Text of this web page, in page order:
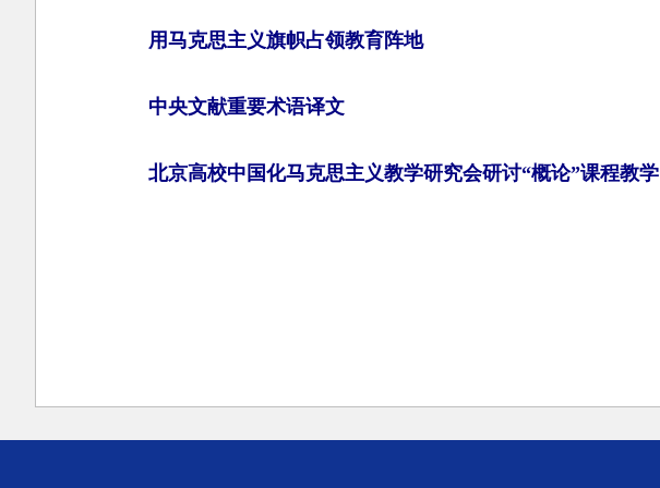
用马克思主义旗帜占领教育阵地
中央文献重要术语译文
北京高校中国化马克思主义教学研究会研讨“概论”课程教学